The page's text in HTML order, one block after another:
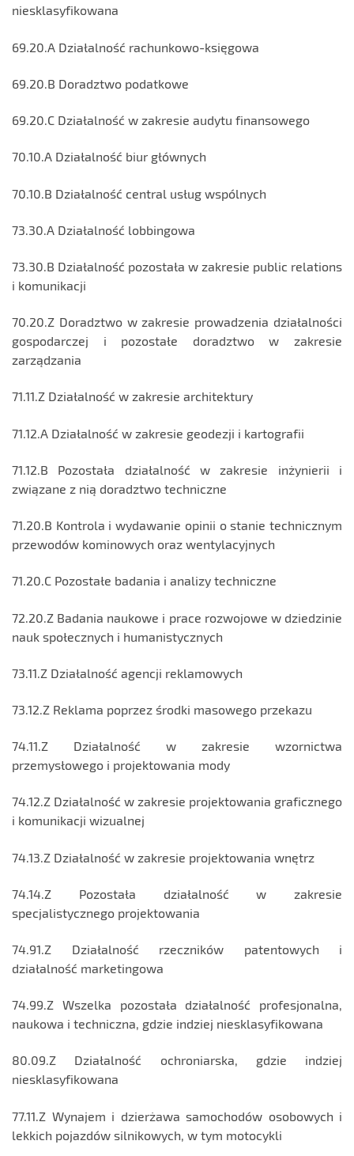
niesklasyfikowana
69.20.A Działalność rachunkowo-księgowa
69.20.B Doradztwo podatkowe
69.20.C Działalność w zakresie audytu finansowego
70.10.A Działalność biur głównych
70.10.B Działalność central usług wspólnych
73.30.A Działalność lobbingowa
73.30.B Działalność pozostała w zakresie public relations
i komunikacji
70.20.Z Doradztwo w zakresie prowadzenia działalności
gospodarczej i pozostałe doradztwo w zakresie
zarządzania
71.11.Z Działalność w zakresie architektury
71.12.A Działalność w zakresie geodezji i kartografii
71.12.B Pozostała działalność w zakresie inżynierii i
związane z nią doradztwo techniczne
71.20.B Kontrola i wydawanie opinii o stanie technicznym
przewodów kominowych oraz wentylacyjnych
71.20.C Pozostałe badania i analizy techniczne
72.20.Z Badania naukowe i prace rozwojowe w dziedzinie
nauk społecznych i humanistycznych
73.11.Z Działalność agencji reklamowych
73.12.Z Reklama poprzez środki masowego przekazu
74.11.Z Działalność w zakresie wzornictwa
przemysłowego i projektowania mody
74.12.Z Działalność w zakresie projektowania graficznego
i komunikacji wizualnej
74.13.Z Działalność w zakresie projektowania wnętrz
74.14.Z Pozostała działalność w zakresie
specjalistycznego projektowania
74.91.Z Działalność rzeczników patentowych i
działalność marketingowa
74.99.Z Wszelka pozostała działalność profesjonalna,
naukowa i techniczna, gdzie indziej niesklasyfikowana
80.09.Z Działalność ochroniarska, gdzie indziej
niesklasyfikowana
77.11.Z Wynajem i dzierżawa samochodów osobowych i
lekkich pojazdów silnikowych, w tym motocykli